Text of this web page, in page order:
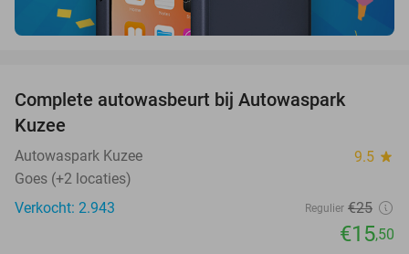
Complete autowasbeurt bij Autowaspark
Kuzee
Autowaspark Kuzee 9.5 star
Goes (+2 locaties)
Verkocht: 2.943
Regulier €25
€15,50